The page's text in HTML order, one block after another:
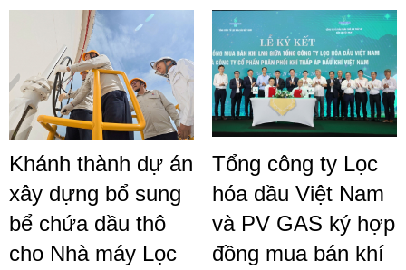
Khánh thành dự án
xây dựng bổ sung
bể chứa dầu thô
cho Nhà máy Lọc
Tổng công ty Lọc
hóa dầu Việt Nam
và PV GAS ký hợp
đồng mua bán khí